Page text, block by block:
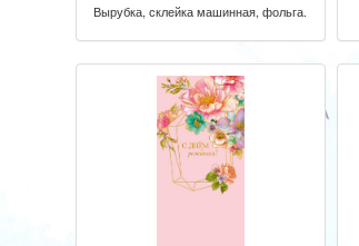
Вырубка, склейка машинная, фольга.